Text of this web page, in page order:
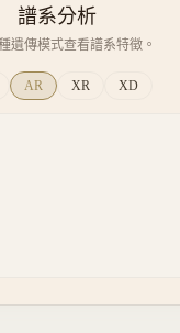
譜系分析
遺傳模式查看譜系特徵。
AR XR XD